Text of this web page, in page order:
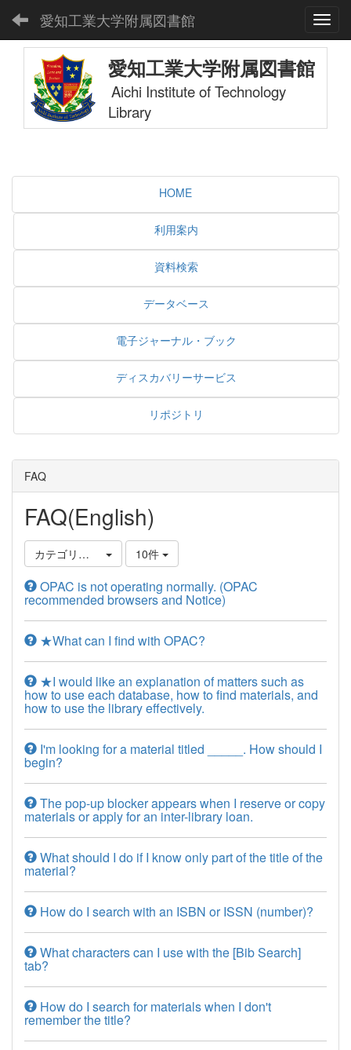
愛知工業大学附属図書館
愛知工業大学附属図書館
Aichi Institute of Technology
Library
HOME
利用案内
資料検索
データベース
電子ジャーナル・ブック
ディスカバリーサービス
リポジトリ
FAQ
FAQ(English)
カテゴリ選択 10件
OPAC is not operating normally. (OPAC
recommended browsers and Notice)
★What can I find with OPAC?
★I would like an explanation of matters such as
how to use each database, how to find materials, and
how to use the library effectively.
I'm looking for a material titled _____. How should I
begin?
The pop-up blocker appears when I reserve or copy
materials or apply for an inter-library loan.
What should I do if I know only part of the title of the
material?
How do I search with an ISBN or ISSN (number)?
What characters can I use with the [Bib Search]
tab?
How do I search for materials when I don't
remember the title?